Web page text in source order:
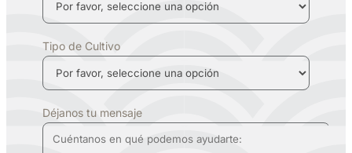
Tipo de Cultivo
Déjanos tu mensaje